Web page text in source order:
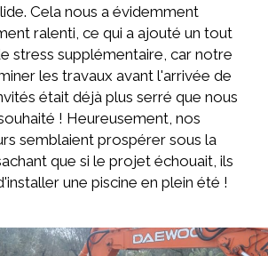
Cela nous a évidemment
ralenti, ce qui a ajouté un tout
stress supplémentaire, car notre
les travaux avant l'arrivée de
était déjà plus serré que nous
! Heureusement, nos
semblaient prospérer sous la
que si le projet échouait, ils
une piscine en plein été !